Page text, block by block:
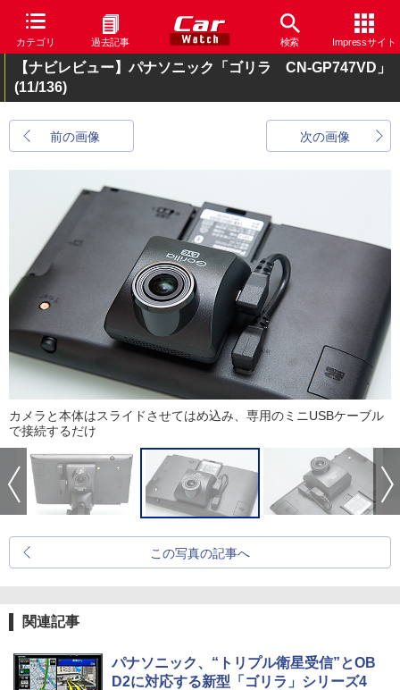
カテゴリ 過去記事 検索 Impressサイト
【ナビレビュー】パナソニック「ゴリラ CN-GP747VD」
(11/136)
前の画像 次の画像
カメラと本体はスライドさせてはめ込み、専用のミニUSBケーブル
で接続するだけ
この写真の記事へ
関連記事
パナソニック、“トリプル衛星受信”とOB
D2に対応する新型「ゴリラ」シリーズ4